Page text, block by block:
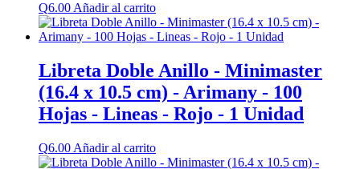
Q6.00 Añadir al carrito
Libreta Doble Anillo - Minimaster
(16.4 x 10.5 cm) - Arimany - 100
Hojas - Lineas - Rojo - 1 Unidad
Q6.00 Añadir al carrito